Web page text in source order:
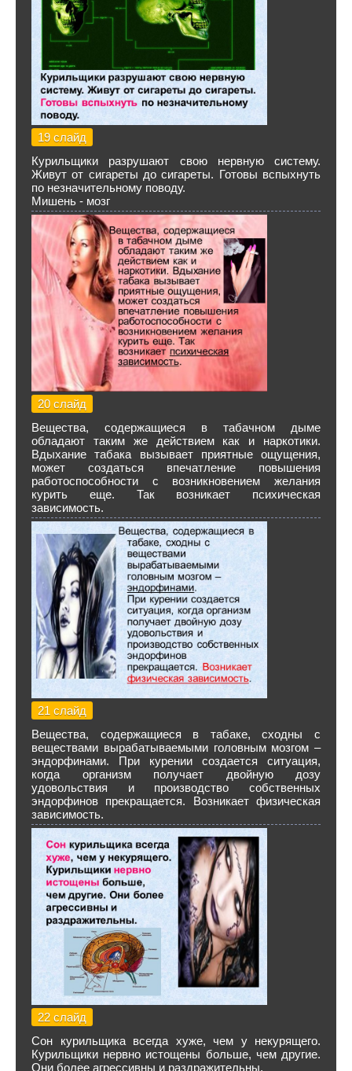
19 слайд
Курильщики разрушают свою нервную систему.
Живут от сигареты до сигареты. Готовы вспыхнуть
по незначительному поводу.
Мишень - мозг
20 слайд
Вещества, содержащиеся в табачном дыме
обладают таким же действием как и наркотики.
Вдыхание табака вызывает приятные ощущения,
может создаться впечатление повышения
работоспособности с возникновением желания
курить еще. Так возникает психическая
зависимость.
21 слайд
Вещества, содержащиеся в табаке, сходны с
веществами вырабатываемыми головным мозгом –
эндорфинами. При курении создается ситуация,
когда организм получает двойную дозу
удовольствия и производство собственных
эндорфинов прекращается. Возникает физическая
зависимость.
22 слайд
Сон курильщика всегда хуже, чем у некурящего.
Курильщики нервно истощены больше, чем другие.
Они более агрессивны и раздражительны.